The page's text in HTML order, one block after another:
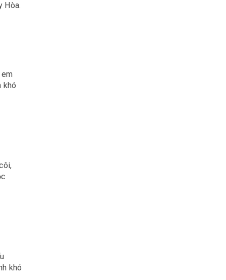
Hòa.
em
khó
khó